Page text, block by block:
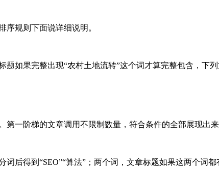
序规则下面说详细说明。
如果完整出现“农村土地流转”这个词才算完整包含，下
一阶梯的文章调用不限制数量，符合条件的全部展现出来
后得到“SEO”“算法”；两个词，文章标题如果这两个词